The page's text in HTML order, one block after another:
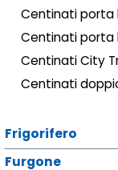
Centinati porta
Centinati porta
Centinati City
Centinati
Frigorifero
Furgone